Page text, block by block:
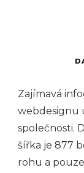
Zajímavá
webdesignu
společnosti.
šířka je 877
rohu a pouze